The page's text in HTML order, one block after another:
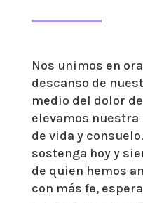
Nos unimos en
descanso de
medio del dolor
elevamos nuestra
de vida y
sostenga hoy y
de quien hemos
con más fe,